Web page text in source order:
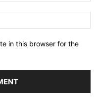
in this browser for the